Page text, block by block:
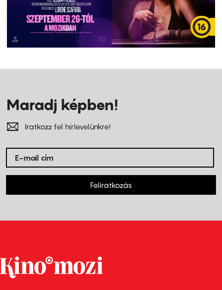
Maradj képben!
Iratkozz fel hírlevelünkre!
Feliratkozás